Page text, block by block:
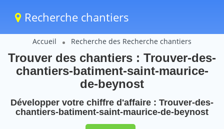
Recherche chantiers
Accueil Recherche des Recherche chantiers
Trouver des chantiers : Trouver-des-
chantiers-batiment-saint-maurice-
de-beynost
Développer votre chiffre d'affaire : Trouver-des-
chantiers-batiment-saint-maurice-de-beynost